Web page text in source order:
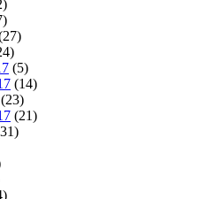
(5)
(14)
(23)
(21)